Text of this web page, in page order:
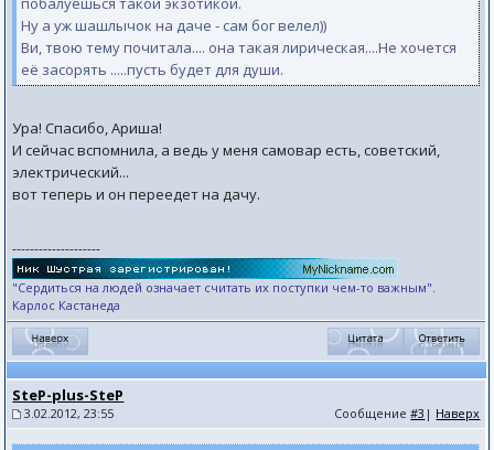
Ну а уж шашлычок на даче - сам бог велел))
Ви, твою тему почитала.... она такая лирическая....Не хочется
её засорять .....пусть будет для души.
Ура! Спасибо, Ариша!
И сейчас вспомнила, а ведь у меня самовар есть, советский,
электрический...
вот теперь и он переедет на дачу.
--------------------
"Сердиться на людей означает считать их поступки чем-то важным".
Карлос Кастанеда
SteP-plus-SteP
3.02.2012, 23:55 Сообщение#3 | Наверх